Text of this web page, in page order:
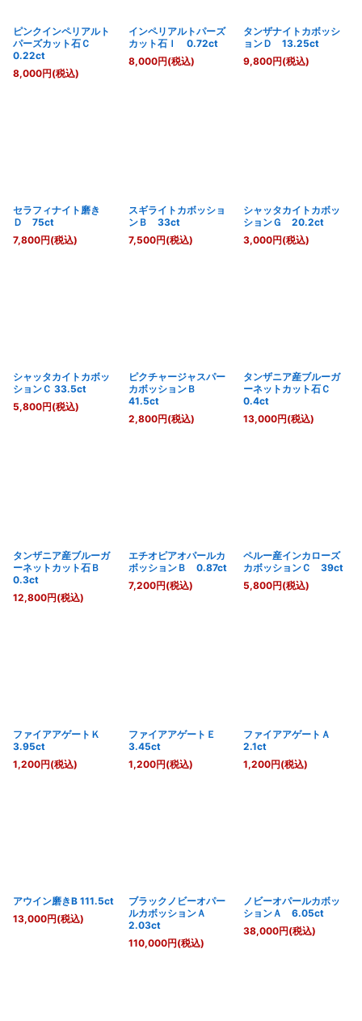
ピンクインペリアルト
パーズカット石Ｃ
0.22ct
8,000円(税込)
インペリアルトパーズ
カット石Ｉ 0.72ct
8,000円(税込)
タンザナイトカボッシ
ョンＤ 13.25ct
9,800円(税込)
セラフィナイト磨き
Ｄ 75ct
7,800円(税込)
スギライトカボッショ
ンＢ 33ct
7,500円(税込)
シャッタカイトカボッ
ションＧ 20.2ct
3,000円(税込)
シャッタカイトカボッ
ションＣ 33.5ct
5,800円(税込)
ピクチャージャスパー
カボッションＢ
41.5ct
2,800円(税込)
タンザニア産ブルーガ
ーネットカット石Ｃ
0.4ct
13,000円(税込)
タンザニア産ブルーガ
ーネットカット石Ｂ
0.3ct
12,800円(税込)
エチオピアオパールカ
ボッションＢ 0.87ct
7,200円(税込)
ペルー産インカローズ
カボッションＣ 39ct
5,800円(税込)
ファイアアゲートＫ
3.95ct
1,200円(税込)
ファイアアゲートＥ
3.45ct
1,200円(税込)
ファイアアゲートＡ
2.1ct
1,200円(税込)
アウイン磨きB 111.5ct
13,000円(税込)
ブラックノビーオパー
ルカボッションＡ
2.03ct
110,000円(税込)
ノビーオパールカボッ
ションＡ 6.05ct
38,000円(税込)